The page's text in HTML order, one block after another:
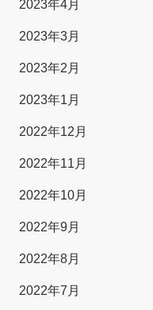
2023年4月
2023年3月
2023年2月
2023年1月
2022年12月
2022年11月
2022年10月
2022年9月
2022年8月
2022年7月